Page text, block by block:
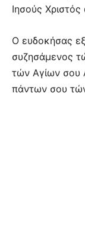
Ιησούς
Ο ευδοκήσας
συζησάμενος
τών Αγίων σου
πάντων σου